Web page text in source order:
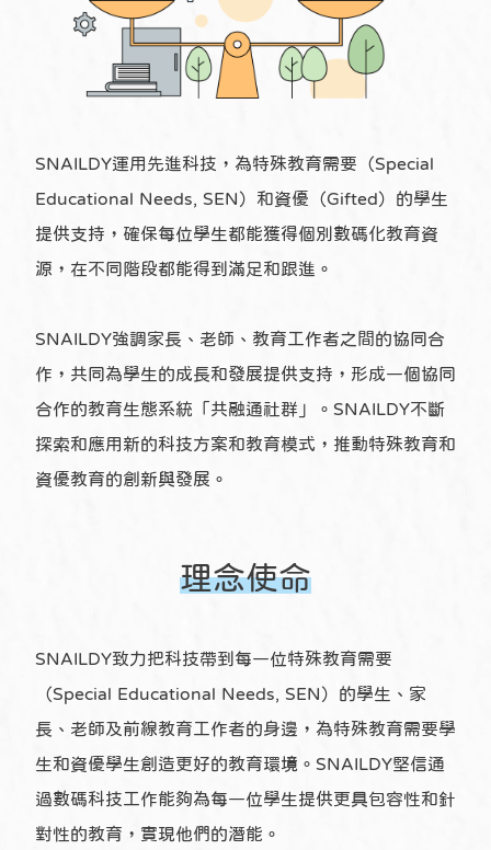
SNAILDY運用先進科技，為特殊教育需要（Special
Educational Needs, SEN）和資優（Gifted）的學生
提供支持，確保每位學生都能獲得個別數碼化教育資
源，在不同階段都能得到滿足和跟進。
SNAILDY強調家長、老師、教育工作者之間的協同合
作，共同為學生的成長和發展提供支持，形成一個協同
合作的教育生態系統「共融通社群」。SNAILDY不斷
探索和應用新的科技方案和教育模式，推動特殊教育和
資優教育的創新與發展。
理念使命
SNAILDY致力把科技帶到每一位特殊教育需要
（Special Educational Needs, SEN）的學生、家
長、老師及前線教育工作者的身邊，為特殊教育需要學
生和資優學生創造更好的教育環境。SNAILDY堅信通
過數碼科技工作能夠為每一位學生提供更具包容性和針
對性的教育，實現他們的潛能。